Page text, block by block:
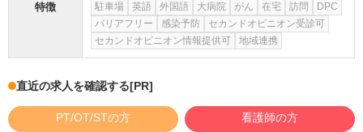
特徴
駐車場
英語 外国語 大病院 がん 在宅 訪問
DPC
バリアフリー
感染予防
セカンドオピニオン受診可
セカンドオピニオン情報提供可
地域連携
直近の求人を確認する[PR]
PT/OT/STの方 看護師の方